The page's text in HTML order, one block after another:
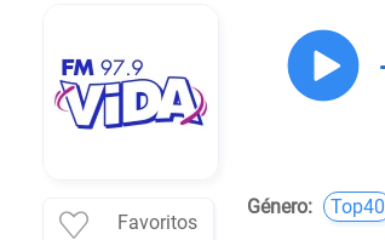
Favoritos
Género: Top40